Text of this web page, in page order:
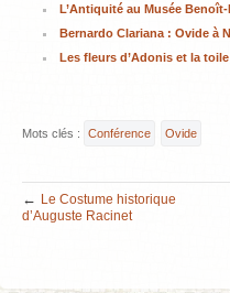
L’Antiquité au Musée
Bernardo Clariana : Ovide à
Les fleurs d’Adonis et la toile
Mots clés : Conférence Ovide
←
Le Costume historique
d’Auguste Racinet